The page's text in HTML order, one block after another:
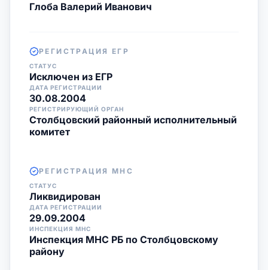
Глоба Валерий Иванович
РЕГИСТРАЦИЯ ЕГР
СТАТУС
Исключен из ЕГР
ДАТА РЕГИСТРАЦИИ
30.08.2004
РЕГИСТРИРУЮЩИЙ ОРГАН
Столбцовский районный исполнительный
комитет
РЕГИСТРАЦИЯ МНС
СТАТУС
Ликвидирован
ДАТА РЕГИСТРАЦИИ
29.09.2004
ИНСПЕКЦИЯ МНС
Инспекция МНС РБ по Столбцовскому
району